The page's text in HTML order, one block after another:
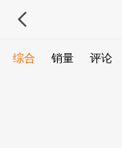
综合 销量 评论